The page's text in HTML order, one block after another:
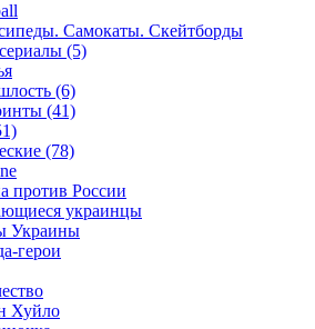
Самокаты. Скейтборды
(5)
(6)
(41)
(78)
против России
украинцы
Украины
герои
Хуйло